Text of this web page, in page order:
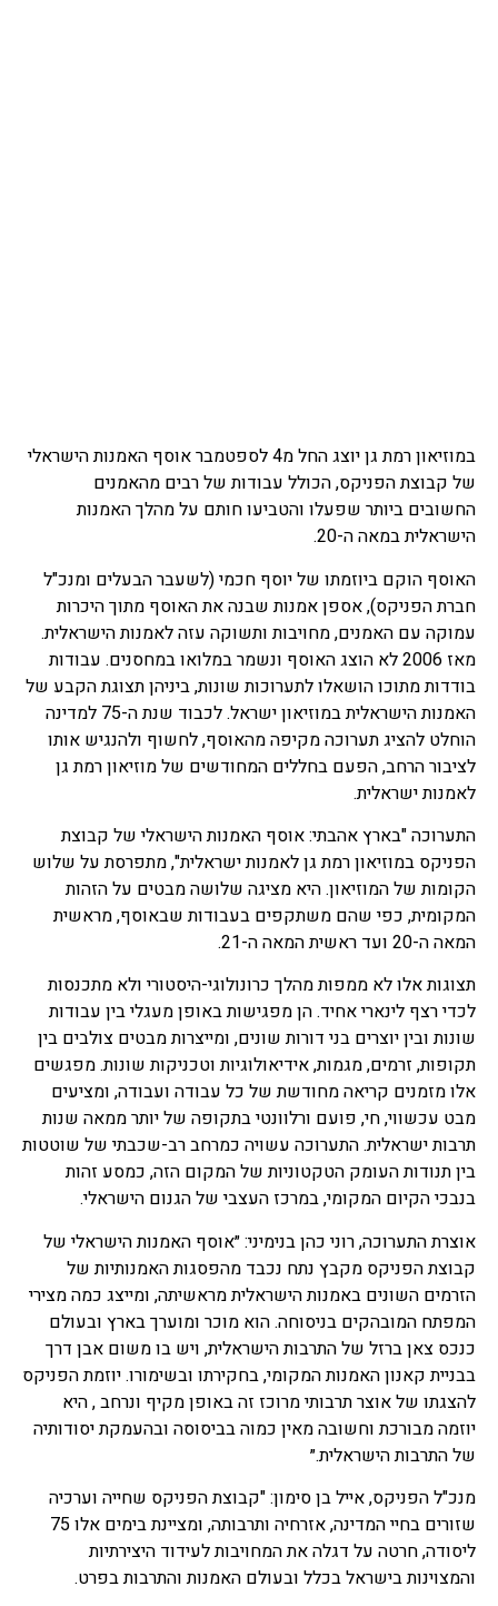
במוזיאון רמת גן יוצג החל מ4 לספטמבר אוסף האמנות הישראלי
של קבוצת הפניקס, הכולל עבודות של רבים מהאמנים
החשובים ביותר שפעלו והטביעו חותם על מהלך האמנות
הישראלית במאה ה-20.
האוסף הוקם ביוזמתו של יוסף חכמי (לשעבר הבעלים ומנכ"ל
חברת הפניקס), אספן אמנות שבנה את האוסף מתוך היכרות
עמוקה עם האמנים, מחויבות ותשוקה עזה לאמנות הישראלית.
מאז 2006 לא הוצג האוסף ונשמר במלואו במחסנים. עבודות
בודדות מתוכו הושאלו לתערוכות שונות, ביניהן תצוגת הקבע של
האמנות הישראלית במוזיאון ישראל. לכבוד שנת ה-75 למדינה
הוחלט להציג תערוכה מקיפה מהאוסף, לחשוף ולהנגיש אותו
לציבור הרחב, הפעם בחללים המחודשים של מוזיאון רמת גן
לאמנות ישראלית.
התערוכה "בארץ אהבתי: אוסף האמנות הישראלי של קבוצת
הפניקס במוזיאון רמת גן לאמנות ישראלית", מתפרסת על שלוש
הקומות של המוזיאון. היא מציגה שלושה מבטים על הזהות
המקומית, כפי שהם משתקפים בעבודות שבאוסף, מראשית
המאה ה-20 ועד ראשית המאה ה-21.
תצוגות אלו לא ממפות מהלך כרונולוגי-היסטורי ולא מתכנסות
לכדי רצף לינארי אחיד. הן מפגישות באופן מעגלי בין עבודות
שונות ובין יוצרים בני דורות שונים, ומייצרות מבטים צולבים בין
תקופות, זרמים, מגמות, אידיאולוגיות וטכניקות שונות. מפגשים
אלו מזמנים קריאה מחודשת של כל עבודה ועבודה, ומציעים
מבט עכשווי, חי, פועם ורלוונטי בתקופה של יותר ממאה שנות
תרבות ישראלית. התערוכה עשויה כמרחב רב-שכבתי של שוטטות
בין תנודות העומק הטקטוניות של המקום הזה, כמסע זהות
בנבכי הקיום המקומי, במרכז העצבי של הגנום הישראלי.
אוצרת התערוכה, רוני כהן בנימיני: ״אוסף האמנות הישראלי של
קבוצת הפניקס מקבץ נתח נכבד מהפסגות האמנותיות של
הזרמים השונים באמנות הישראלית מראשיתה, ומייצג כמה מצירי
המפתח המובהקים בניסוחה. הוא מוכר ומוערך בארץ ובעולם
כנכס צאן ברזל של התרבות הישראלית, ויש בו משום אבן דרך
בבניית קאנון האמנות המקומי, בחקירתו ובשימורו. יוזמת הפניקס
להצגתו של אוצר תרבותי מרוכז זה באופן מקיף ונרחב , היא
יוזמה מבורכת וחשובה מאין כמוה בביסוסה ובהעמקת יסודותיה
של התרבות הישראלית.״
מנכ"ל הפניקס, אייל בן סימון: "קבוצת הפניקס שחייה וערכיה
שזורים בחיי המדינה, אזרחיה ותרבותה, ומציינת בימים אלו 75
ליסודה, חרטה על דגלה את המחויבות לעידוד היצירתיות
והמצוינות בישראל בכלל ובעולם האמנות והתרבות בפרט.